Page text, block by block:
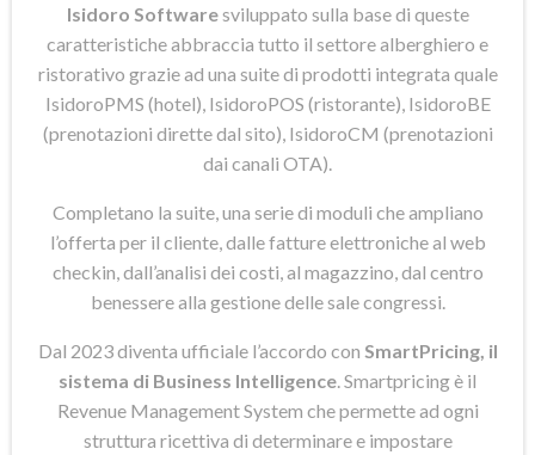
Isidoro Softwaresviluppato sulla base di queste
caratteristiche abbraccia tutto il settore alberghiero e
ristorativo grazie ad una suite di prodotti integrata quale
IsidoroPMS (hotel), IsidoroPOS (ristorante), IsidoroBE
(prenotazioni dirette dal sito), IsidoroCM (prenotazioni
dai canali OTA).
Completano la suite, una serie di moduli che ampliano
l’offerta per il cliente, dalle fatture elettroniche al web
checkin, dall’analisi dei costi, al magazzino, dal centro
benessere alla gestione delle sale congressi.
Dal 2023 diventa ufficiale l’accordo con SmartPricing, il
sistema di Business Intelligence . Smartpricing è il
Revenue Management System che permette ad ogni
struttura ricettiva di determinare e impostare